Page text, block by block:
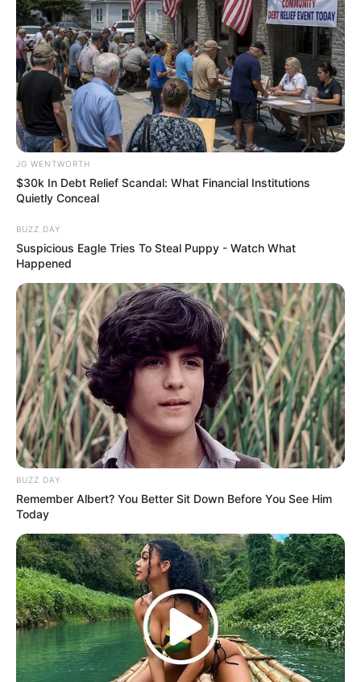
วันนี้เกณฑ์ชะตาชีวิตโดดเด่นมากๆ ในด้านการเงิน
ใครนำเงินไปลงทุนไว้มีเกณฑ์ได้รับผลกำไรแบ่งปัน
กลับคืน บางท่านลูกหนี้นำเงินมาใช้คืน การทำงานได้
รับความร่วมมืออย่างดี ไม่น่ากังวลใจ ด้านสุขภาพ
อาจต้องระวังอาการปวดที่ข้อมือ
คนวันเสาร์
ไพ่ประจำวันของท่าน คือ ไพ่เริ่มต้น
วันนี้ทุกอย่างดำเนินไปได้ด้วยดี ท่านที่ว่างงาน หรือ
มองหางานใหม่ มีเกณฑ์ได้รับโอกาสเข้ามา พบช่อง
ทางสร้างรายได้ใหม่ๆเกิดขึ้น การเงินไม่น่ากังวล
ติดขัดจะมีคนช่วยเหลือ คนโสดมีเกณฑ์พบรักกับคน
อายุมากกว่า
ยามมงคลความสำเร็จ ทรัพย์ ลาภยศ
ก่อเกิด
เวลา 08.25-10.48 น. และ 13.13-15.36 น.
สิ่งศักดิ์สิทธิ์ประจำวัน
แนะนำสักการะขอพรพระนารายณ์
การเสริมมงคลวันนี้
แนะนำทำบุญด้วยการให้ธรรมทาน เป็นความรู้
ข้อคิดต่างๆที่เป็นประโยชน์
JG WENTWORTH
$30k In Debt Relief Scandal: What Financial Institutions
Quietly Conceal
BUZZ DAY
Suspicious Eagle Tries To Steal Puppy - Watch What
Happened
BUZZ DAY
Remember Albert? You Better Sit Down Before You See Him
Today